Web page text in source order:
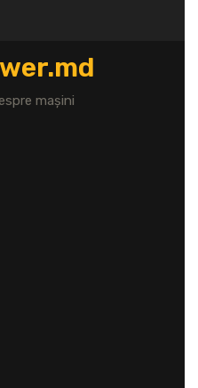
mașini